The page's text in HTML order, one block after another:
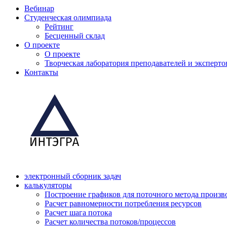
Вебинар
Студенческая олимпиада
Рейтинг
Бесценный склад
О проекте
О проекте
Творческая лаборатория преподавателей и
Контакты
электронный сборник задач
калькуляторы
Построение графиков для поточного метода
Расчет равномерности потребления ресурсов
Расчет шага потока
Расчет количества потоков/процессов